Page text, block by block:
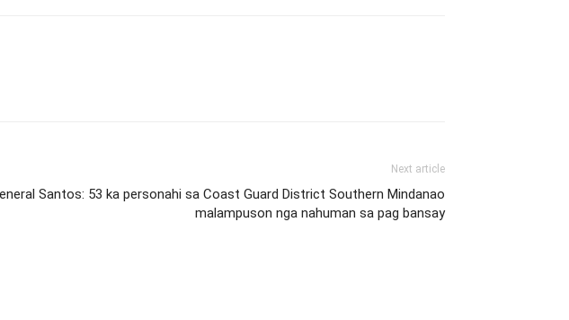
Next article
Santos: 53 ka personahi sa Coast Guard District Southern Mindanao
malampuson nga nahuman sa pag bansay